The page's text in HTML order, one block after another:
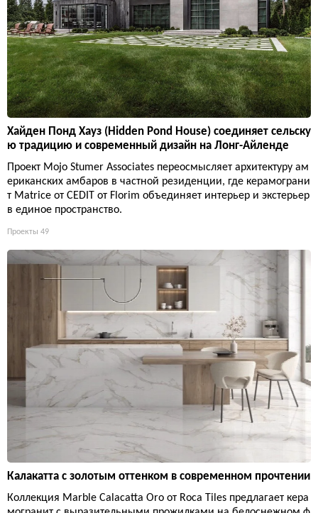
Хайден Понд Хауз (Hidden Pond House) соединяет сельску
ю традицию и современный дизайн на Лонг-Айленде
Проект Mojo Stumer Associates переосмысляет архитектуру ам
ериканских амбаров в частной резиденции, где керамограни
т Matrice от CEDIT от Florim объединяет интерьер и экстерьер
в единое пространство.
Проекты 49
Калакатта с золотым оттенком в современном прочтении
Коллекция Marble Calacatta Oro от Roca Tiles предлагает кера